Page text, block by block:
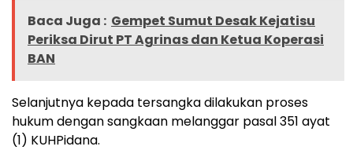
Baca Juga : Gempet Sumut Desak Kejatisu
Periksa Dirut PT Agrinas dan Ketua Koperasi
BAN
Selanjutnya kepada tersangka dilakukan proses
hukum dengan sangkaan melanggar pasal 351 ayat
(1) KUHPidana.